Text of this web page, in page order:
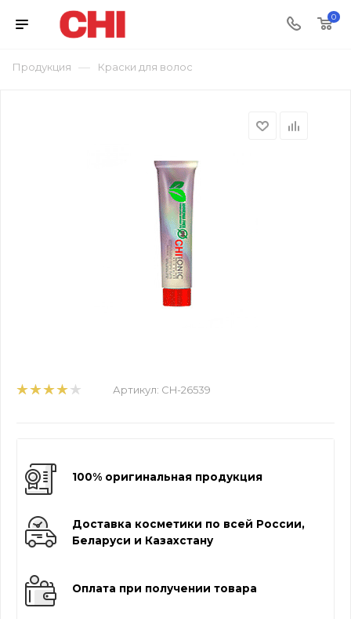
0
Продукция — Краски для волос
Артикул: CH-26539
100% оригинальная продукция
Доставка косметики по всей России,
Беларуси и Казахстану
Оплата при получении товара